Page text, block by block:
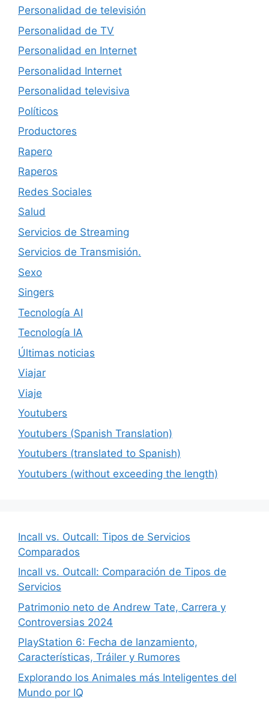
Personalidad de televisión
Personalidad de TV
Personalidad en Internet
Personalidad Internet
Personalidad televisiva
Políticos
Productores
Rapero
Raperos
Redes Sociales
Salud
Servicios de Streaming
Servicios de Transmisión.
Sexo
Singers
Tecnología AI
Tecnología IA
Últimas noticias
Viajar
Viaje
Youtubers
Youtubers (Spanish Translation)
Youtubers (translated to Spanish)
Youtubers (without exceeding the length)
Incall vs. Outcall: Tipos de Servicios
Comparados
Incall vs. Outcall: Comparación de Tipos de
Servicios
Patrimonio neto de Andrew Tate, Carrera y
Controversias 2024
PlayStation 6: Fecha de lanzamiento,
Características, Tráiler y Rumores
Explorando los Animales más Inteligentes del
Mundo por IQ